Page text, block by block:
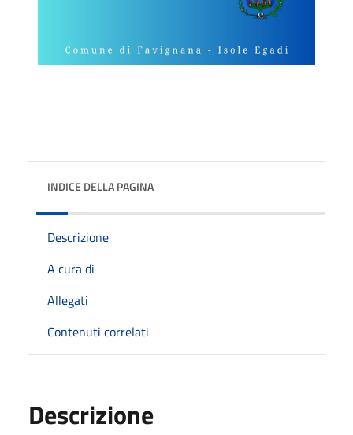
INDICE DELLA PAGINA
Descrizione
A cura di
Allegati
Contenuti correlati
Descrizione